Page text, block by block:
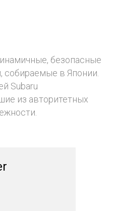
безопасные
в Японии.
Subaru
из авторитетных